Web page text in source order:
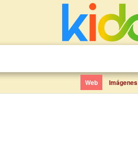
Web Imágenes